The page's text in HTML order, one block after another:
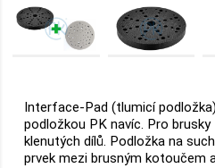
Interface-Pad (tlumicí
podložkou PK navíc. Pro
klenutých dílů. Podložka na
prvek mezi brusným kotoučem